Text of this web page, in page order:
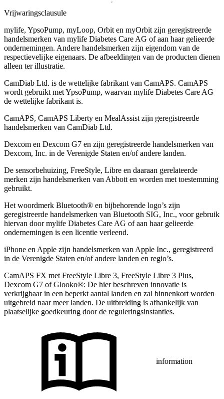
Vrijwaringsclausule
mylife, YpsoPump, myLoop, Orbit en myOrbit zijn geregistreerde
handelsmerken van mylife Diabetes Care AG of aan haar gelieerde
ondernemingen. Andere handelsmerken zĳn eigendom van de
respectievelĳke eigenaars. De afbeeldingen van de producten dienen
alleen ter illustratie.
CamDiab Ltd. is de wettelijke fabrikant van CamAPS. CamAPS
wordt gebruikt met YpsoPump, waarvan mylife Diabetes Care AG
de wettelijke fabrikant is.
CamAPS, CamAPS Liberty en MealAssist zijn geregistreerde
handelsmerken van CamDiab Ltd.
Dexcom en Dexcom G7 en zijn geregistreerde handelsmerken van
Dexcom, Inc. in de Verenigde Staten en/of andere landen.
De sensorbehuizing, FreeStyle, Libre en daaraan gerelateerde
merken zijn handelsmerken van Abbott en worden met toestemming
gebruikt.
Het woordmerk Bluetooth® en bijbehorende logo’s zijn
geregistreerde handelsmerken van Bluetooth SIG, Inc., voor gebruik
hiervan door mylife Diabetes Care AG of aan haar gelieerde
ondernemingen is een licentie verleend.
iPhone en Apple zĳn handelsmerken van Apple Inc., geregistreerd
in de Verenigde Staten en/of andere landen en regio’s.
CamAPS FX met FreeStyle Libre 3, FreeStyle Libre 3 Plus,
Dexcom G7 of Glooko®: De hier beschreven innovatie is
verkrijgbaar in een beperkt aantal landen en zal binnenkort worden
uitgebreid naar meer landen. De uitbreiding is afhankelijk van
plaatselijke goedkeuring door de reguleringsinstanties.
information